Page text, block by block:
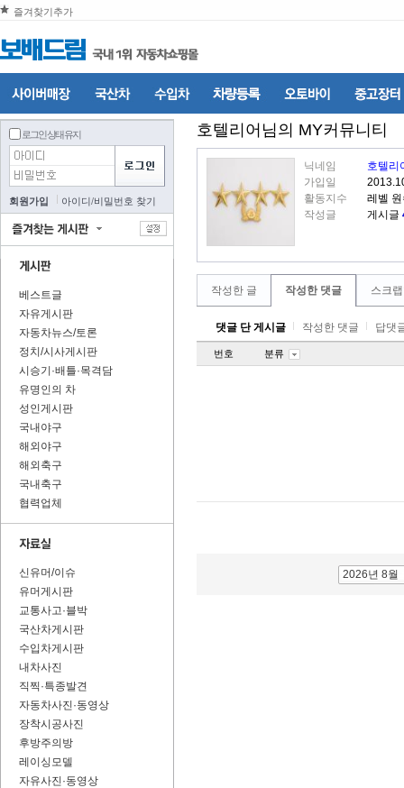
즐겨찾기추가
로그인 상태 유지
회원가입 아이디/비밀번호 찾기
베스트글
자유게시판
자동차뉴스/토론
정치/시사게시판
시승기·배틀·목격담
유명인의 차
성인게시판
국내야구
해외야구
해외축구
국내축구
협력업체
신유머/이슈
유머게시판
교통사고·블박
국산차게시판
수입차게시판
내차사진
직찍·특종발견
자동차사진·동영상
장착시공사진
후방주의방
레이싱모델
자유사진·동영상
호텔리어 님의 MY커뮤니티
닉네임
호텔리
가입일
활동지수
레벨
작성글
게시글
작성한 글 작성한 댓글 스크
댓글 단 게시글 작성한 댓글 답댓
번호 분류
2026년 8월